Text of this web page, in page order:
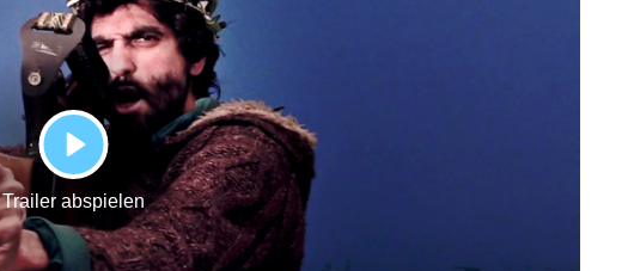
PLAY
Trailer abspielen